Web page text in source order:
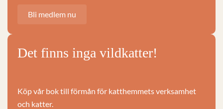
Bli medlem nu
Det finns inga vildkatter!
Köp vår bok till förmån för katthemmets verksamhet
och katter.